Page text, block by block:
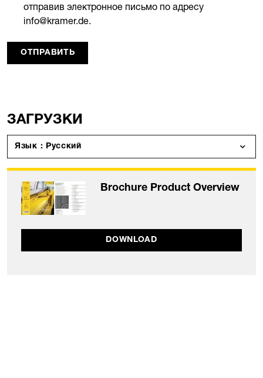
отправив электронное письмо по адресу
info@kramer.de.
ОТПРАВИТЬ
ЗАГРУЗКИ
Язык : Русский
Brochure Product Overview
DOWNLOAD